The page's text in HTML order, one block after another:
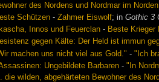
des Nordens und Nordmar im Norden
Schützen -Zahmer Eiswolf; inGothic 3
Innos und Feuerclan - Beste Krieger
gegen Kälte: Der Held ist immun
machen uns nicht viel aus Gold." -"Ich
Ungebildete Barbaren -"In
die wilden, abgehärteten Bewohner des